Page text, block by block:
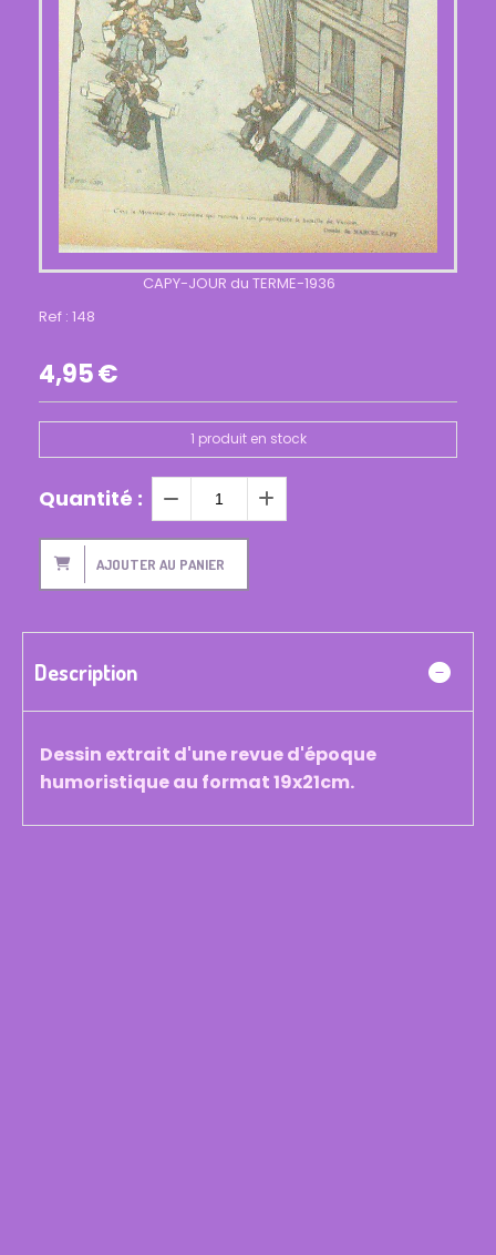
CAPY-JOUR du TERME-1936
Ref : 148
4,95€
1 produit en stock
Quantité :
AJOUTER AU PANIER
Description
Dessin extrait d'une revue d'époque
humoristique au format 19x21cm.